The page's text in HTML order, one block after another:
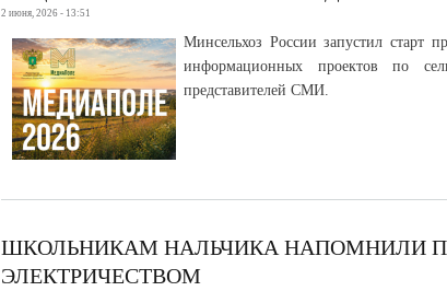
2 июня, 2026 - 13:51
Минсельхоз России запустил старт
информационных проектов по
представителей СМИ.
ШКОЛЬНИКАМ НАЛЬЧИКА НАПОМНИЛИ
ЭЛЕКТРИЧЕСТВОМ